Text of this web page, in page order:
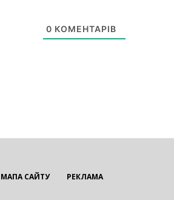
0 КОМЕНТАРІВ
МАПА САЙТУ РЕКЛАМА